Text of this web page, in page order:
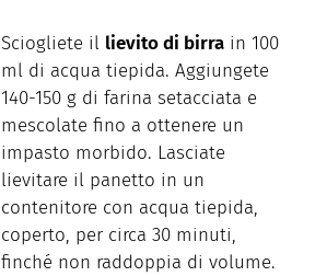
Sciogliete il lievito di birra in 100
ml di acqua tiepida. Aggiungete
140-150 g di farina setacciata e
mescolate fino a ottenere un
impasto morbido. Lasciate
lievitare il panetto in un
contenitore con acqua tiepida,
coperto, per circa 30 minuti,
finché non raddoppia di volume.